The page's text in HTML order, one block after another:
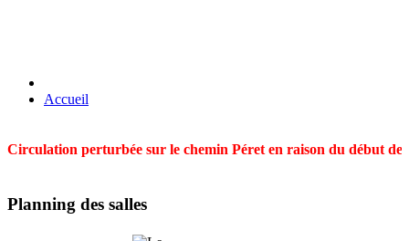
Accueil
Circulation perturbée sur le chemin Péret en raison du début
Planning des salles